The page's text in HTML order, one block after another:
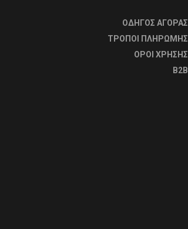
ΟΔΗΓΟΣ ΑΓΟΡΑΣ
ΤΡΟΠΟΙ ΠΛΗΡΩΜΗΣ
OΡΟΙ ΧΡΗΣΗΣ
B2B